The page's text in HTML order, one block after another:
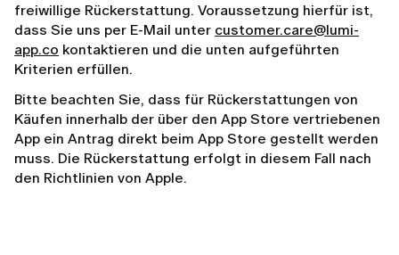
freiwillige Rückerstattung. Voraussetzung hierfür ist,
dass Sie uns per E-Mail unter customer.care@lumi-
app.co kontaktieren und die unten aufgeführten
Kriterien erfüllen.
Bitte beachten Sie, dass für Rückerstattungen von
Käufen innerhalb der über den App Store vertriebenen
App ein Antrag direkt beim App Store gestellt werden
muss. Die Rückerstattung erfolgt in diesem Fall nach
den Richtlinien von Apple.